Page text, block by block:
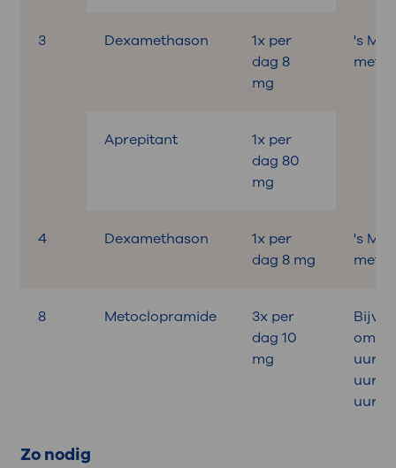
3 Dexamethason
1x per
dag 8
mg
's
met
Aprepitant
1x per
dag 80
mg
4 Dexamethason
1x per
dag 8 mg
's
met
8 Metoclopramide
3x per
dag 10
mg
om
uur,
uur
uur
Zo nodig